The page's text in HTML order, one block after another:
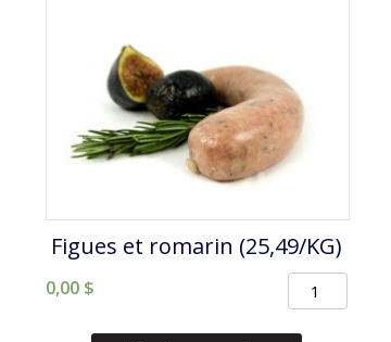
Figues et romarin (25,49/KG)
0,00 $
quantité